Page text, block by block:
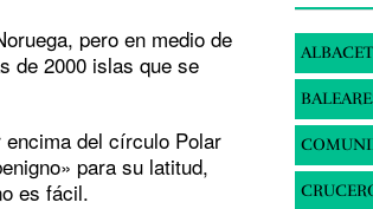
pero en medio de
de 2000 islas que se
del círculo Polar
para su latitud,
es fácil.